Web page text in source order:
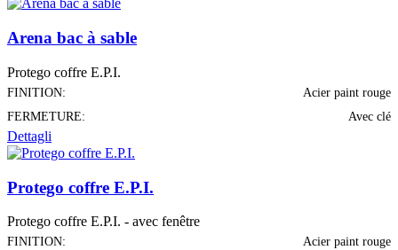
Arena bac à sable
Protego coffre E.P.I.
FINITION:
Acier paint rouge
FERMETURE:
Avec clé
Dettagli
Protego coffre E.P.I.
Protego coffre E.P.I. - avec fenêtre
FINITION:
Acier paint rouge